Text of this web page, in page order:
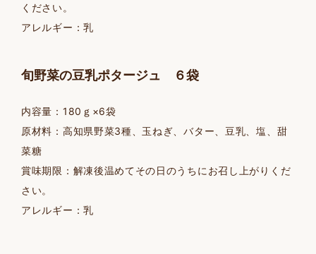
ください。
アレルギー：乳
旬野菜の豆乳ポタージュ ６袋
内容量：180ｇ×6袋
原材料：高知県野菜3種、玉ねぎ、バター、豆乳、塩、甜
菜糖
賞味期限：解凍後温めてその日のうちにお召し上がりくだ
さい。
アレルギー：乳